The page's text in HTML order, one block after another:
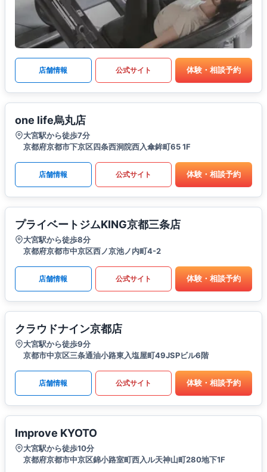
店舗情報 公式サイト 体験・相談予約
one life烏丸店
大宮駅から徒歩7分
京都府京都市下京区四条西洞院西入傘鉾町65 1F
店舗情報 公式サイト 体験・相談予約
プライベートジムKING京都三条店
大宮駅から徒歩8分
京都府京都市中京区西ノ京池ノ内町4-2
店舗情報 公式サイト 体験・相談予約
クラウドナイン京都店
大宮駅から徒歩9分
京都市中京区三条通油小路東入塩屋町49JSPビル6階
店舗情報 公式サイト 体験・相談予約
Improve KYOTO
大宮駅から徒歩10分
京都府京都市中京区錦小路室町西入ル天神山町280地下1F